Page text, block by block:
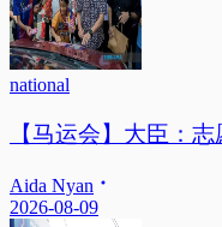
national
【马运会】大臣：
Aida Nyan
2026-08-09